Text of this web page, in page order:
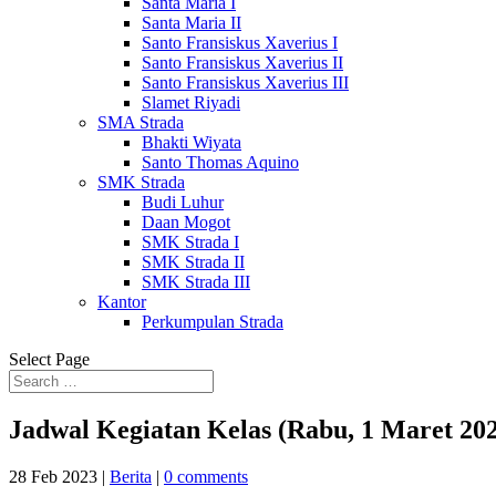
Santa Maria II
Santo Fransiskus Xaverius I
Santo Fransiskus Xaverius II
Santo Fransiskus Xaverius III
Slamet Riyadi
SMA Strada
Bhakti Wiyata
Santo Thomas Aquino
SMK Strada
Budi Luhur
Daan Mogot
SMK Strada I
SMK Strada II
SMK Strada III
Kantor
Perkumpulan Strada
Select Page
Jadwal Kegiatan Kelas (Rabu, 1 Maret
28 Feb 2023 | Berita | 0 comments